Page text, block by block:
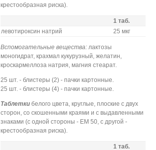
крестообразная риска).
1 таб.
левотироксин натрий
25 мкг
Вспомогательные вещества: лактозы
моногидрат, крахмал кукурузный, желатин,
кроскармеллоза натрия, магния стеарат.
25 шт. - блистеры (2) - пачки картонные.
25 шт. - блистеры (4) - пачки картонные.
Таблеткибелого цвета, круглые, плоские с двух
сторон, со скошенными краями и с выдавленными
знаками (с одной стороны - ЕМ 50, с другой -
крестообразная риска).
1 таб.